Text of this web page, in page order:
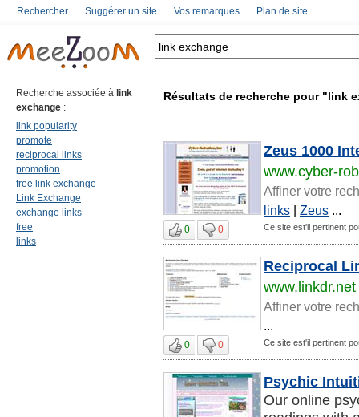
Rechercher Suggérer un site Vos remarques Plan de site
Recherche associée à link
exchange :
link popularity
promote
reciprocal links
promotion
free link exchange
Link Exchange
exchange links
free
links
Résultats de recherche pour "link
Zeus 1000
www.cyber-
Affiner votre
links | Zeus ...
0 0 Ce site est'il pertinent
Reciprocal
www.linkdr.net
Affiner votre
...
0 0 Ce site est'il pertinent
Psychic
Our online